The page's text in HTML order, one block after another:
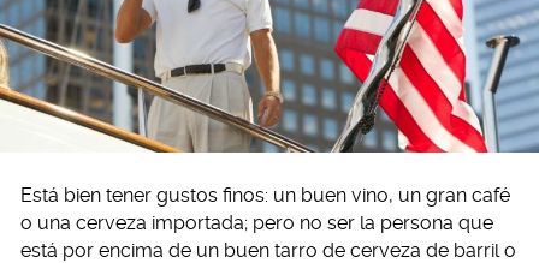
Está bien tener gustos finos: un buen vino, un gran café
o una cerveza importada; pero no ser la persona que
está por encima de un buen tarro de cerveza de barril o